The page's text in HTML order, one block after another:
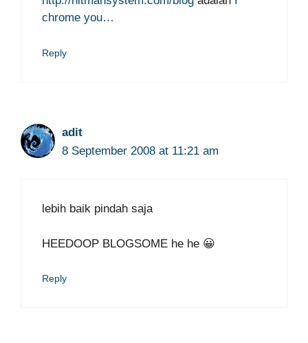
chrome you…
Reply
adit
8 September 2008 at 11:21 am
lebih baik pindah saja
HEEDOOP BLOGSOME he he 😀
Reply